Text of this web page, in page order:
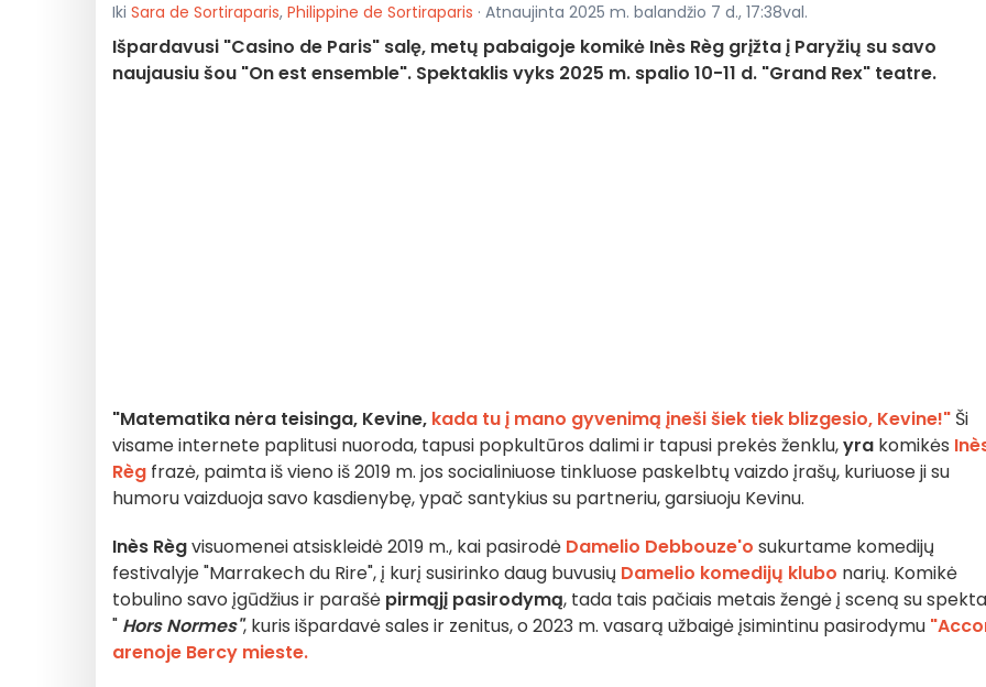
Iki Sara de Sortiraparis, Philippine de Sortiraparis · Atnaujinta 2025 m. balandžio 7 d., 17:38val.
Išpardavusi "Casino de Paris" salę, metų pabaigoje komikė Inès Règ grįžta į Paryžių su savo
naujausiu šou "On est ensemble". Spektaklis vyks 2025 m. spalio 10-11 d. "Grand Rex" teatre.
"Matematika nėra teisinga, Kevine, kada tu į mano gyvenimą įneši šiek tiek blizgesio, Kevine!" Ši
visame internete paplitusi nuoroda, tapusi popkultūros dalimi ir tapusi prekės ženklu,yra komikės
Règ frazė, paimta iš vieno iš 2019 m. jos socialiniuose tinkluose paskelbtų vaizdo įrašų, kuriuose ji su
humoru vaizduoja savo kasdienybę, ypač santykius su partneriu, garsiuoju Kevinu.
Inès Règvisuomenei atsiskleidė 2019 m., kai pasirodė Damelio Debbouze'o sukurtame komedijų
festivalyje "Marrakech du Rire", į kurį susirinko daug buvusių Damelio komedijų klubo narių. Komikė
tobulino savo įgūdžius ir parašė pirmąjį pasirodymą, tada tais pačiais metais žengė į sceną su
" Hors Normes", kuris išpardavė sales ir zenitus, o 2023 m. vasarą užbaigė įsimintinu pasirodymu
arenoje Bercy mieste.